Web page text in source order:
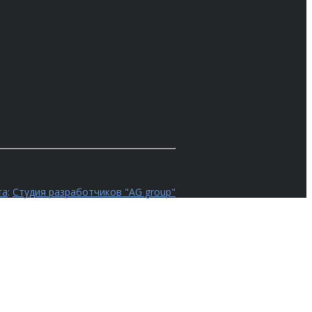
: Студия разработчиков "AG group"